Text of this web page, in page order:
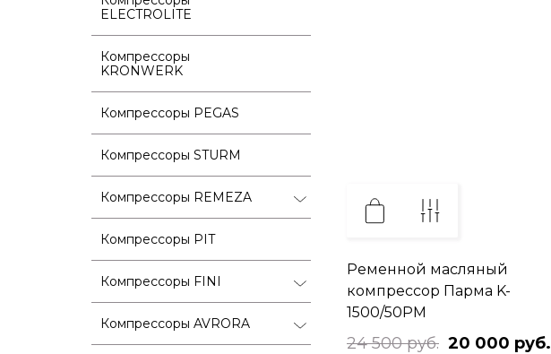
ELECTROLITE
Компрессоры
KRONWERK
Компрессоры PEGAS
Компрессоры STURM
Компрессоры REMEZA
Компрессоры PIT
Компрессоры FINI
Компрессоры AVRORA
Ременной масляный
компрессор Парма K-
1500/50РМ
24 500 руб. 20 000 руб.